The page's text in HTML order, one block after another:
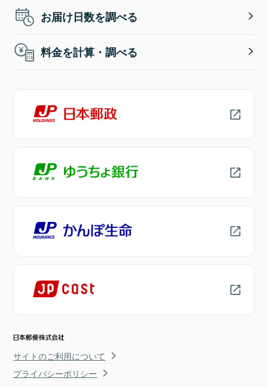
お届け日数を調べる
料金を計算・調べる
サイトのご利用について
プライバシーポリシー